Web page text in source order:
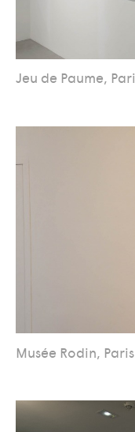
Jeu de Paume,
Musée Rodin, Paris